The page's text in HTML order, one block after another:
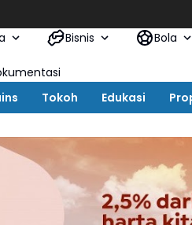
Bisnis Bola
Tokoh Edukasi